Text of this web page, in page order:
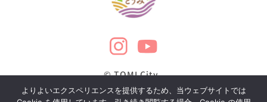
© TOMI City
よりよいエクスペリエンスを提供するため、当ウェブサイトでは